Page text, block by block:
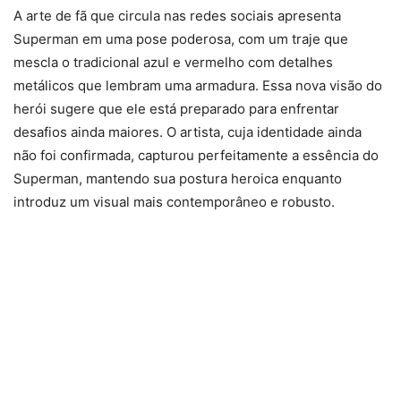
A arte de fã que circula nas redes sociais apresenta
Superman em uma pose poderosa, com um traje que
mescla o tradicional azul e vermelho com detalhes
metálicos que lembram uma armadura. Essa nova visão do
herói sugere que ele está preparado para enfrentar
desafios ainda maiores. O artista, cuja identidade ainda
não foi confirmada, capturou perfeitamente a essência do
Superman, mantendo sua postura heroica enquanto
introduz um visual mais contemporâneo e robusto.